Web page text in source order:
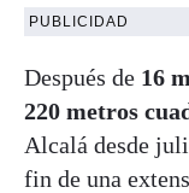
PUBLICIDAD
Después de 16
220 metros
Alcalá desde
fin de una